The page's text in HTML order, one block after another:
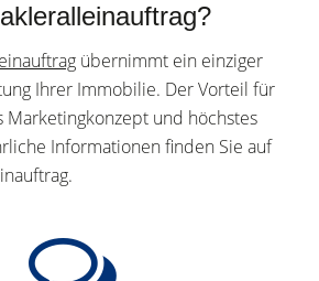
übernimmt ein einziger
Ihrer Immobilie. Der Vorteil für
Marketingkonzept und höchstes
Informationen finden Sie auf